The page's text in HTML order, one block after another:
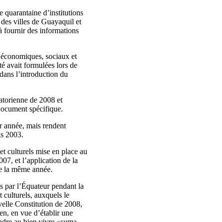
quarantaine d’institutions
villes de Guayaquil et
fournir des informations
sociaux et
avait formulées lors de
l’introduction du
de 2008 et
spécifique.
année, mais rendent
2003.
culturels mise en place au
et l’application de la
la même année.
par l’Équateur pendant la
culturels, auxquels le
Constitution de 2008,
en vue d’établir une